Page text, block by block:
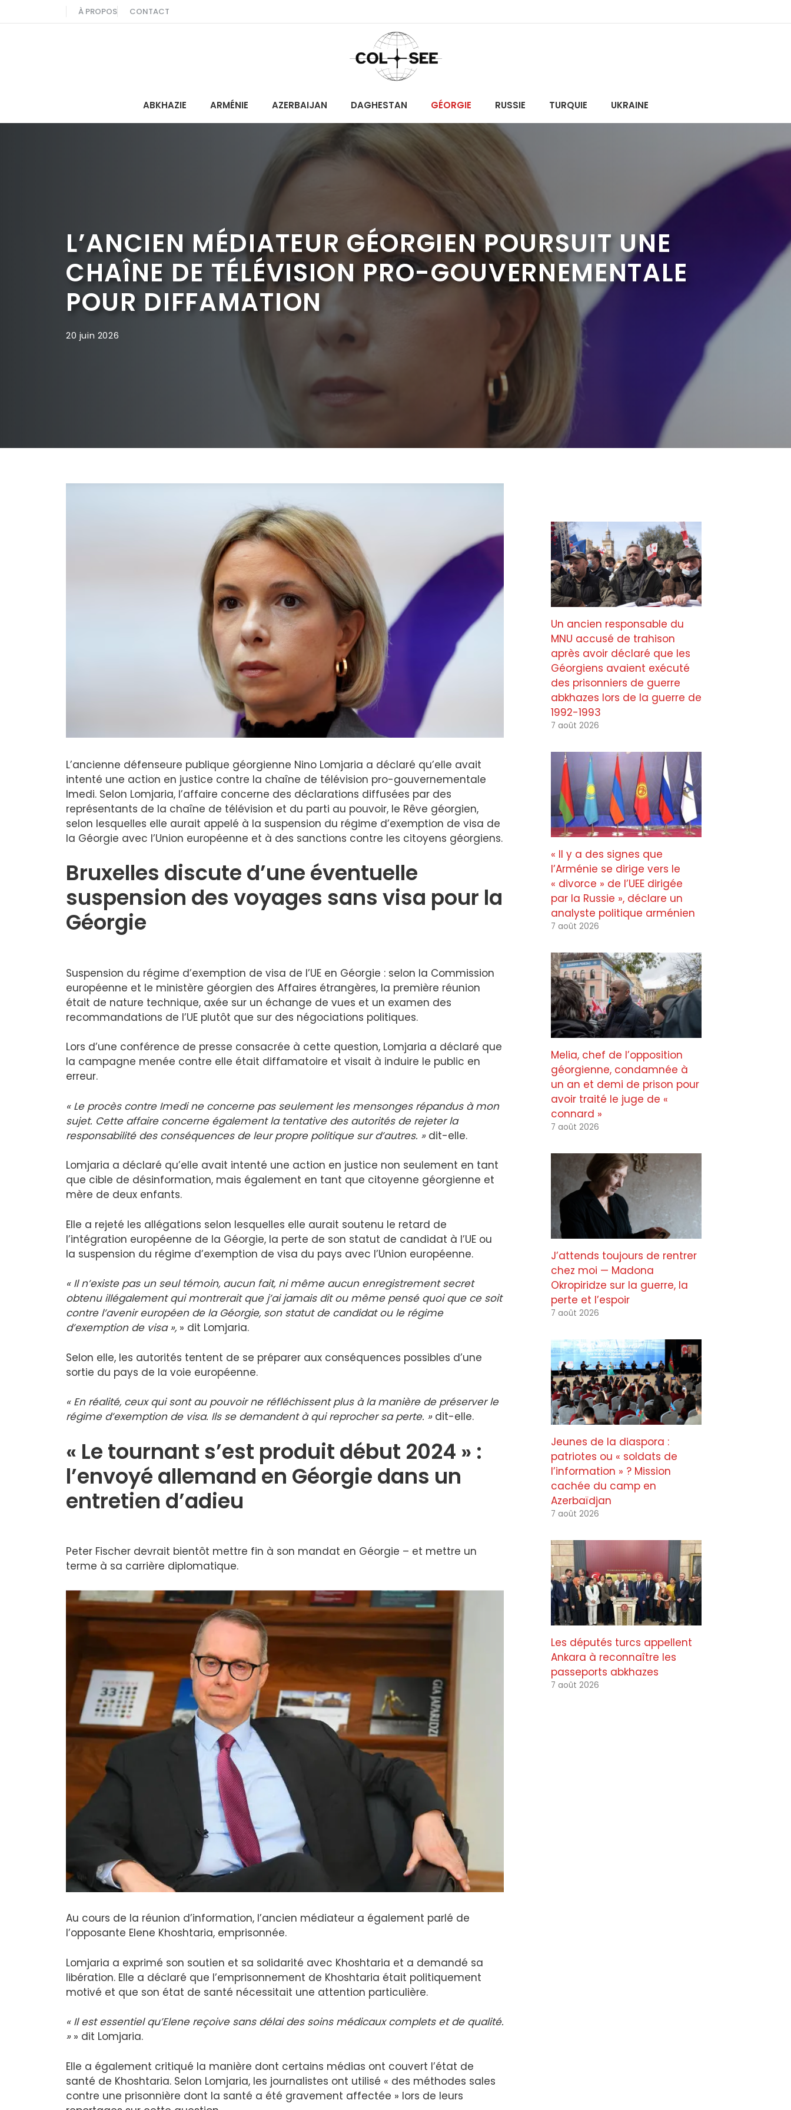
au
À PROPOS CONTACT
ABKHAZIE ARMÉNIE AZERBAIJAN DAGHESTAN GÉORGIE RUSSIE TURQUIE UKRAINE
L’ANCIEN MÉDIATEUR GÉORGIEN POURSUIT UNE
CHAÎNE DE TÉLÉVISION PRO-GOUVERNEMENTALE
POUR DIFFAMATION
20 juin 2026
L’ancienne défenseure publique géorgienne Nino Lomjaria a déclaré qu’elle avait
intenté une action en justice contre la chaîne de télévision pro-gouvernementale
Imedi. Selon Lomjaria, l’affaire concerne des déclarations diffusées par des
représentants de la chaîne de télévision et du parti au pouvoir, le Rêve géorgien,
selon lesquelles elle aurait appelé à la suspension du régime d’exemption de visa de
la Géorgie avec l’Union européenne et à des sanctions contre les citoyens géorgiens.
Bruxelles discute d’une éventuelle
suspension des voyages sans visa pour la
Géorgie
Suspension du régime d’exemption de visa de l’UE en Géorgie : selon la Commission
européenne et le ministère géorgien des Affaires étrangères, la première réunion
était de nature technique, axée sur un échange de vues et un examen des
recommandations de l’UE plutôt que sur des négociations politiques.
Lors d’une conférence de presse consacrée à cette question, Lomjaria a déclaré que
la campagne menée contre elle était diffamatoire et visait à induire le public en
erreur.
« Le procès contre Imedi ne concerne pas seulement les mensonges répandus à mon
sujet. Cette affaire concerne également la tentative des autorités de rejeter la
responsabilité des conséquences de leur propre politique sur d’autres. »dit-elle.
Lomjaria a déclaré qu’elle avait intenté une action en justice non seulement en tant
que cible de désinformation, mais également en tant que citoyenne géorgienne et
mère de deux enfants.
Elle a rejeté les allégations selon lesquelles elle aurait soutenu le retard de
l’intégration européenne de la Géorgie, la perte de son statut de candidat à l’UE ou
la suspension du régime d’exemption de visa du pays avec l’Union européenne.
« Il n’existe pas un seul témoin, aucun fait, ni même aucun enregistrement secret
obtenu illégalement qui montrerait que j’ai jamais dit ou même pensé quoi que ce soit
contre l’avenir européen de la Géorgie, son statut de candidat ou le régime
d’exemption de visa », » dit Lomjaria.
Selon elle, les autorités tentent de se préparer aux conséquences possibles d’une
sortie du pays de la voie européenne.
« En réalité, ceux qui sont au pouvoir ne réfléchissent plus à la manière de préserver le
régime d’exemption de visa. Ils se demandent à qui reprocher sa perte. »dit-elle.
« Le tournant s’est produit début 2024 » :
l’envoyé allemand en Géorgie dans un
entretien d’adieu
Peter Fischer devrait bientôt mettre fin à son mandat en Géorgie – et mettre un
terme à sa carrière diplomatique.
Au cours de la réunion d’information, l’ancien médiateur a également parlé de
l’opposante Elene Khoshtaria, emprisonnée.
Lomjaria a exprimé son soutien et sa solidarité avec Khoshtaria et a demandé sa
libération. Elle a déclaré que l’emprisonnement de Khoshtaria était politiquement
motivé et que son état de santé nécessitait une attention particulière.
« Il est essentiel qu’Elene reçoive sans délai des soins médicaux complets et de qualité.
»» dit Lomjaria.
Elle a également critiqué la manière dont certains médias ont couvert l’état de
santé de Khoshtaria. Selon Lomjaria, les journalistes ont utilisé « des méthodes sales
contre une prisonnière dont la santé a été gravement affectée » lors de leurs
Un ancien responsable du
MNU accusé de trahison
après avoir déclaré que les
Géorgiens avaient exécuté
des prisonniers de guerre
abkhazes lors de la guerre de
1992-1993
7 août 2026
« Il y a des signes que
l’Arménie se dirige vers le
« divorce » de l’UEE dirigée
par la Russie », déclare un
analyste politique arménien
7 août 2026
Melia, chef de l’opposition
géorgienne, condamnée à
un an et demi de prison pour
avoir traité le juge de «
connard »
7 août 2026
J’attends toujours de rentrer
chez moi — Madona
Okropiridze sur la guerre, la
perte et l’espoir
7 août 2026
Jeunes de la diaspora :
patriotes ou « soldats de
l’information » ? Mission
cachée du camp en
Azerbaïdjan
7 août 2026
Les députés turcs appellent
Ankara à reconnaître les
passeports abkhazes
7 août 2026